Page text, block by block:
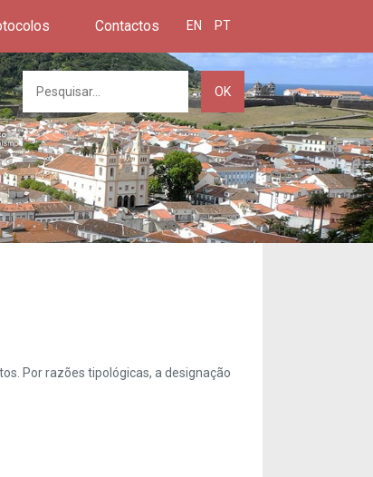
Contactos EN PT
OK
Por razões tipológicas, a designação